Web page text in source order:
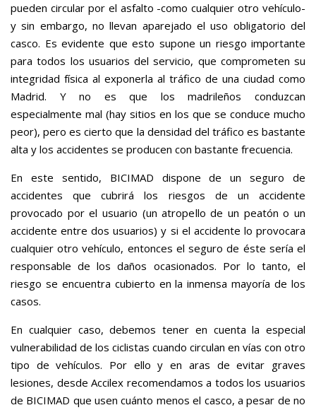
pueden circular por el asfalto -como cualquier otro vehículo-
y sin embargo, no llevan aparejado el uso obligatorio del
casco. Es evidente que esto supone un riesgo importante
para todos los usuarios del servicio, que comprometen su
integridad física al exponerla al tráfico de una ciudad como
Madrid. Y no es que los madrileños conduzcan
especialmente mal (hay sitios en los que se conduce mucho
peor), pero es cierto que la densidad del tráfico es bastante
alta y los accidentes se producen con bastante frecuencia.
En este sentido, BICIMAD dispone de un seguro de
accidentes que cubrirá los riesgos de un accidente
provocado por el usuario (un atropello de un peatón o un
accidente entre dos usuarios) y si el accidente lo provocara
cualquier otro vehículo, entonces el seguro de éste sería el
responsable de los daños ocasionados. Por lo tanto, el
riesgo se encuentra cubierto en la inmensa mayoría de los
casos.
En cualquier caso, debemos tener en cuenta la especial
vulnerabilidad de los ciclistas cuando circulan en vías con otro
tipo de vehículos. Por ello y en aras de evitar graves
lesiones, desde Accilex recomendamos a todos los usuarios
de BICIMAD que usen cuánto menos el casco, a pesar de no